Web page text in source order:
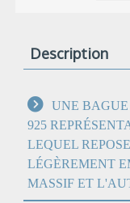
Description
UNE
925
LEQUEL
LÉGÈREMENT
MASSIF ET